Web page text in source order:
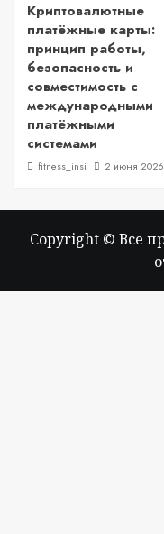
Криптовалютные
платёжные карты:
принцип работы,
безопасность и
совместимость с
международными
платёжными
системами
fitness_insi 2 июня 2026
Copyright © Все